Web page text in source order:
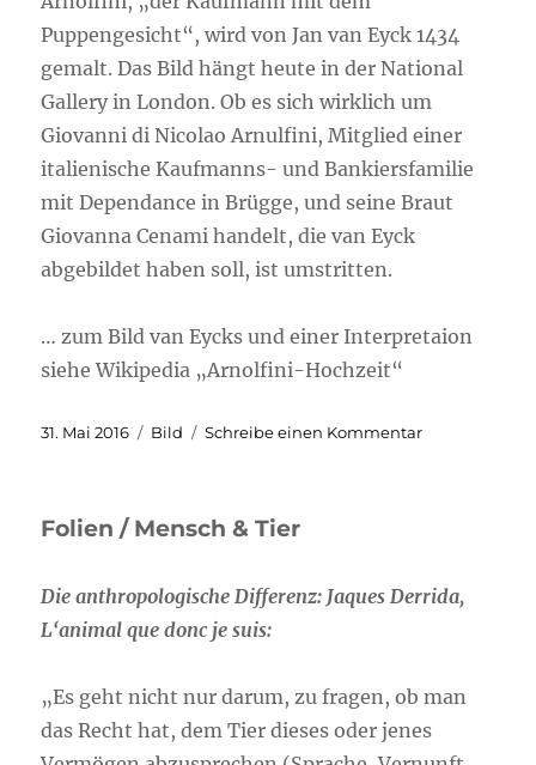
Puppengesicht“, wird von Jan van Eyck 1434
gemalt. Das Bild hängt heute in der National
Gallery in London. Ob es sich wirklich um
Giovanni di Nicolao Arnulfini, Mitglied einer
italienische Kaufmanns- und Bankiersfamilie
mit Dependance in Brügge, und seine Braut
Giovanna Cenami handelt, die van Eyck
abgebildet haben soll, ist umstritten.
… zum Bild van Eycks und einer Interpretaion
siehe Wikipedia „Arnolfini-Hochzeit“
Veröffentlicht
31. Mai 2016 Format
Bild Schreibe einen Kommentarzu
appassionato
Folien / Mensch & Tier
Die anthropologische Differenz: Jaques Derrida,
L‘animal que donc je suis:
„Es geht nicht nur darum, zu fragen, ob man
das Recht hat, dem Tier dieses oder jenes